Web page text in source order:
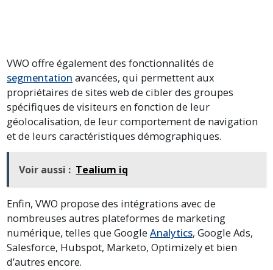
VWO offre également des fonctionnalités de
segmentation avancées, qui permettent aux
propriétaires de sites web de cibler des groupes
spécifiques de visiteurs en fonction de leur
géolocalisation, de leur comportement de navigation
et de leurs caractéristiques démographiques.
Voir aussi : Tealium iq
Enfin, VWO propose des intégrations avec de
nombreuses autres plateformes de marketing
numérique, telles que Google Analytics, Google Ads,
Salesforce, Hubspot, Marketo, Optimizely et bien
d’autres encore.